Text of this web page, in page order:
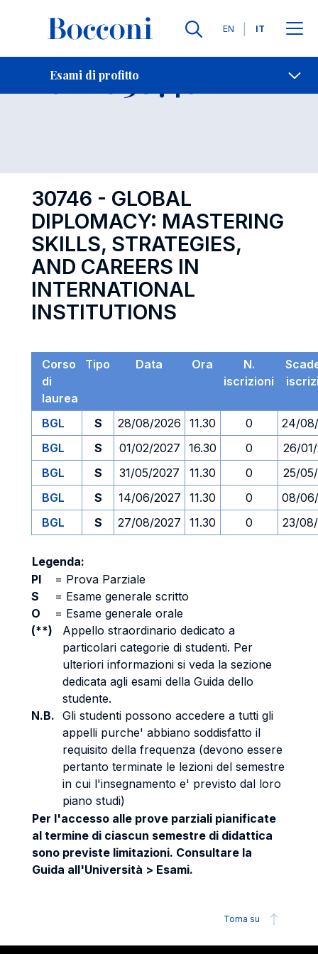
Lingue
EN IT
Esami di profitto
Contatti
Esame 30746 Open
30746 - GLOBAL
DIPLOMACY: MASTERING
SKILLS, STRATEGIES,
AND CAREERS IN
INTERNATIONAL
INSTITUTIONS
Corso
di
laurea
Tipo Data Ora
N.
iscrizioni
BGL S 28/08/2026 11.30 0
24/
BGL
S 01/02/2027 16.30 0
26/
BGL
S 31/05/2027 11.30 0
25/
BGL
S 14/06/2027 11.30 0
08/
BGL
S 27/08/2027 11.30 0 23/
Legenda:
PI
= Prova Parziale
S
= Esame generale scritto
O
= Esame generale orale
(**)
Appello straordinario dedicato a
particolari categorie di studenti. Per
ulteriori informazioni si veda la sezione
dedicata agli esami della Guida dello
studente.
N.B. Gli studenti possono accedere a tutti gli
appelli purche' abbiano soddisfatto il
requisito della frequenza (devono essere
pertanto terminate le lezioni del semestre
in cui l'insegnamento e' previsto dal loro
piano studi)
Per l'accesso alle prove parziali pianificate
al termine di ciascun semestre di didattica
sono previste limitazioni. Consultare la
Guida all'Università > Esami.
Torna su